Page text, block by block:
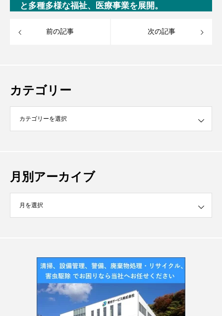
と多種多様な福祉、医療事業を展開。
前の記事 次の記事
カテゴリー
月別アーカイブ